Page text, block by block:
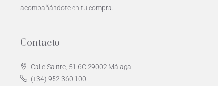
acompañándote en tu compra.
Contacto
Calle Salitre, 51 6C 29002 Málaga
(+34) 952 360 100